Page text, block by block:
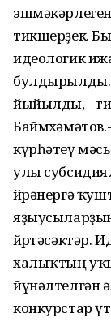
тикшерҙек.
идеологик
булдырылды.
йыйылды, -
күрһәтеү
улы
өйрәнергә
йөрөтәсәктәр.
халыҡтың
йүнәлтелгән
конкурстар